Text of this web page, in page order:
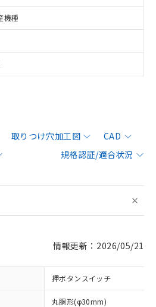
機種
取りつけ穴加工図
CAD
規格認証/適合状況
情報更新：2026/05/21
押ボタンスイッチ
丸胴形(φ30mm)